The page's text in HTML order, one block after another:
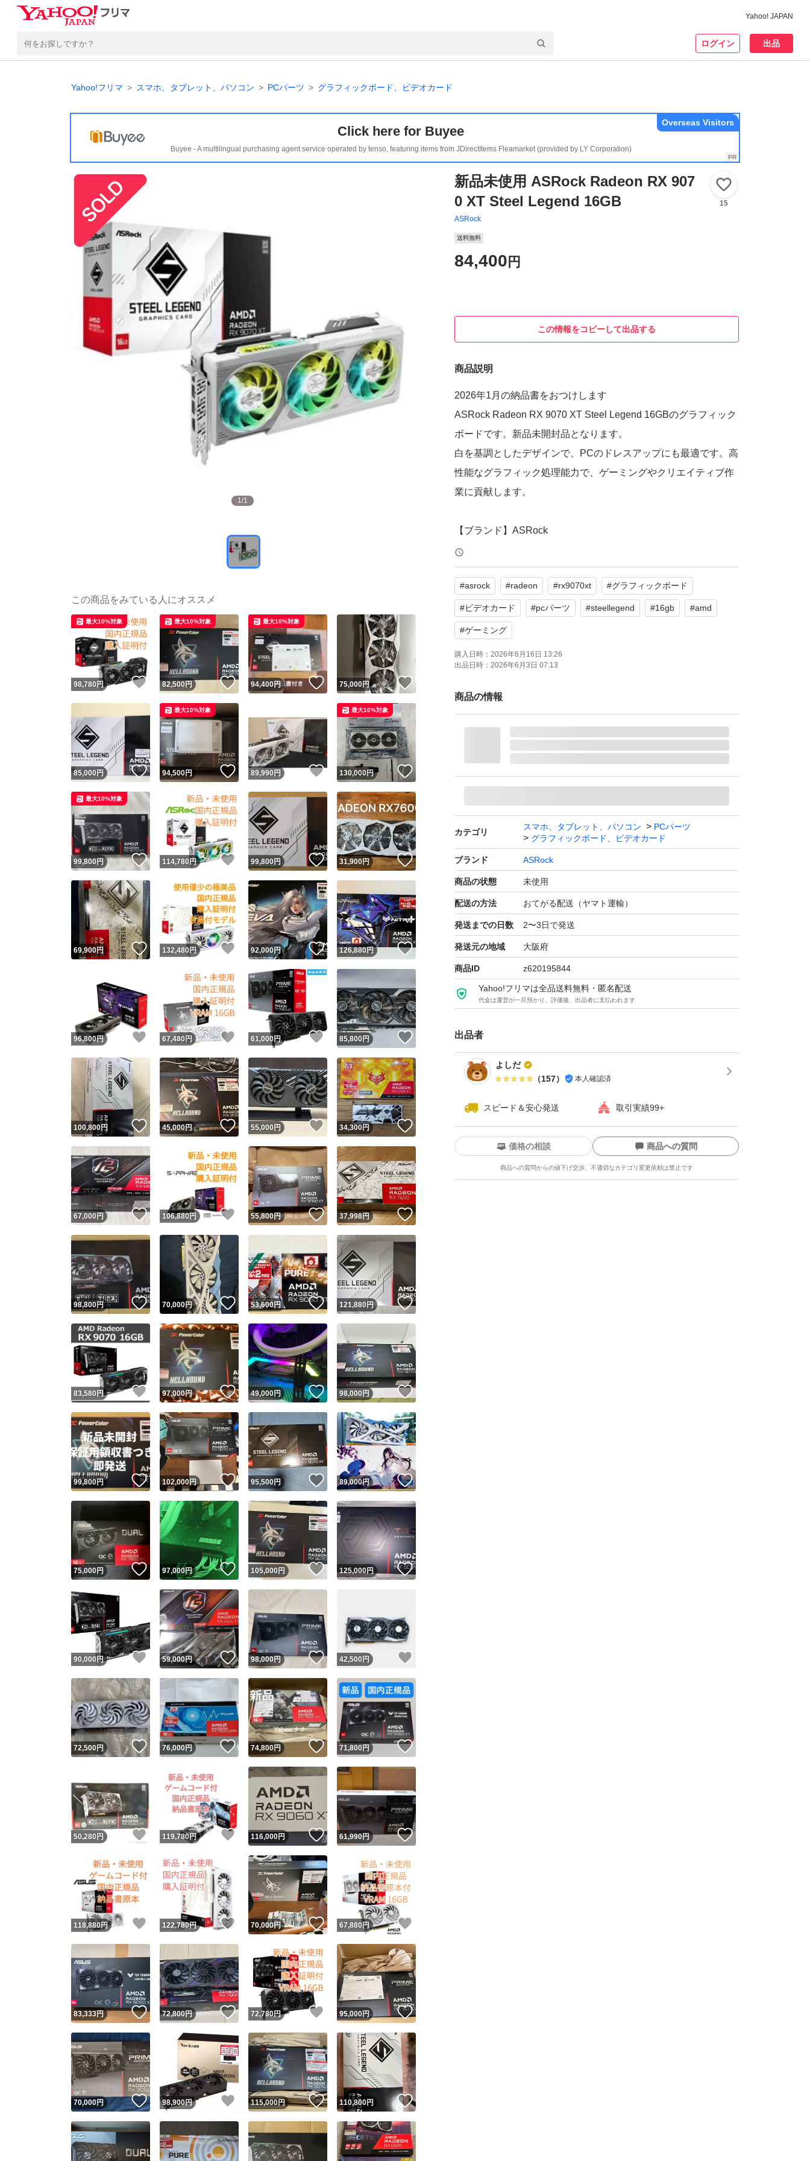
Yahoo! JAPAN
ログイン 出品
Yahoo!フリマ スマホ、タブレット、パソコン PCパーツ グラフィックボード、ビデオカード
Click here for Buyee
Buyee - A multilingual purchasing agent service operated by tenso, featuring items from JDirectItems Fleamarket (provided by LY Corporation)
Overseas Visitors
1/1
新品未使用 ASRock Radeon RX 907
0 XT Steel Legend 16GB
ASRock
15
送料無料
84,400 円
この情報をコピーして出品する
商品説明
2026年1月の納品書をおつけします
ASRock Radeon RX 9070 XT Steel Legend 16GBのグラフィック
ボードです。新品未開封品となります。
白を基調としたデザインで、PCのドレスアップにも最適です。高
性能なグラフィック処理能力で、ゲーミングやクリエイティブ作
業に貢献します。
【ブランド】ASRock
【モデル名】Radeon RX 9070 XT Steel Legend
【メモリ容量】16GB
【商品の状態】未使用
【カラー】ホワイト系
#asrock #radeon #rx9070xt #グラフィックボード
#ビデオカード #pcパーツ #steellegend #16gb #amd
#ゲーミング
購入日時： 2026年6月16日 13:26
出品日時： 2026年6月3日 07:13
商品の情報
カテゴリ
スマホ、タブレット、パソコン
PCパーツ
グラフィックボード、ビデオカード
ブランド ASRock
商品の状態 未使用
配送の方法 おてがる配送（ヤマト運輸）
発送までの日数 2〜3日で発送
発送元の地域 大阪府
商品ID z620195844
Yahoo!フリマは全品送料無料・匿名配送
代金は運営が一旦預かり、評価後、出品者に支払われます
出品者
よしだ
（157） 本人確認済
スピード＆安心発送 取引実績99+
ユーザーの実績について
Yahoo!フリマが定めた一定の基準を満たしたユーザーにバッジを付与しています
安心取引出品者
安心取引出品者 Yahoo!フリマの基準をクリアした安心・安全なユーザーです
取引実績
取引実績◯+ このユーザーはYahoo!フリマの取引を完了させた実績があります
他フリマ実績◯+ このユーザーは他フリマサービスでの取引実績があります
スピード&安心発送
※このバッジは実績に基づく表示であり、発送を保証しているものではありません
スピード＆安心発送
このユーザーは高頻度で24時間以内＆設定した発送日数内に発送してい
ます
スピード発送 このユーザーは高頻度で24時間以内に発送しています
安心発送 このユーザーは設定した発送日数内に発送しています
価格の相談 商品への質問
商品への質問からの値下げ交渉、不適切なカテゴリ変更依頼は禁止です
この商品の情報をコピーします
商品画像の無断転載は禁止されています
コピーは 1商品につき1回
出品ページへ
キャンセル
この商品をみている人にオススメ
98,780 円 いいね！
最大10%対象
82,500円 いいね！
最大10%対象
94,400円 いいね！
最大10%対象
75,000円 いいね！
85,000円 いいね！
94,500円 いいね！
最大10%対象
89,990 円 いいね！
130,000円 いいね！
最大10%対象
99,800円 いいね！
最大10%対象
114,780円 いいね！
99,800円 いいね！
31,900円 いいね！
69,900円 いいね！
132,480円 いいね！
92,000円 いいね！
126,880 円 いいね！
96,800円 いいね！
67,480円 いいね！
61,000円 いいね！
85,800円
100,800円 いいね！
45,000円 いいね！
55,000円 いいね！
34,300円 いいね！
67,000 円 いいね！
106,880円 いいね！
55,800円 いいね！
37,998円 いいね！
98,800円 いいね！
70,000円 いいね！
53,600円 いいね！
121,880円 いいね！
83,580 円 いいね！
97,000円 いいね！
49,000円 いいね！
98,000 円 いいね！
99,800円 いいね！
102,000円 いいね！
95,500円 いいね！
89,000円 いいね！
75,000円 いいね！
97,000円 いいね！
105,000円 いいね！
125,000円 いいね！
90,000円 いいね！
59,000円 いいね！
98,000円 いいね！
42,500 円
72,500円 いいね！
76,000円 いいね！
74,800円 いいね！
71,800円
50,280 円 いいね！
119,780円 いいね！
116,000円 いいね！
61,990円 いいね！
118,880円 いいね！
122,780円 いいね！
70,000円 いいね！
67,880円
83,333円 いいね！
72,800円 いいね！
72,780円 いいね！
95,000円 いいね！
70,000円 いいね！
98,900円 いいね！
115,000円 いいね！
110,800円 いいね！